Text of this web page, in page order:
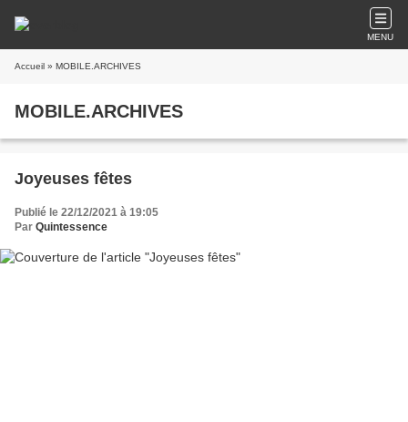
MENU
Accueil » MOBILE.ARCHIVES
MOBILE.ARCHIVES
Joyeuses fêtes
Publié le 22/12/2021 à 19:05
Par Quintessence